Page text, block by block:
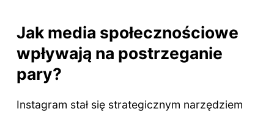
Jak media społecznościowe
wpływają na postrzeganie
pary?
Instagram stał się strategicznym narzędziem